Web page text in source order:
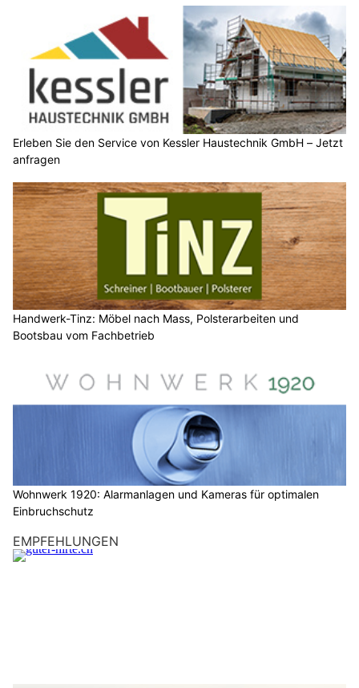
Erleben Sie den Service von Kessler Haustechnik GmbH – Jetzt
anfragen
Handwerk-Tinz: Möbel nach Mass, Polsterarbeiten und
Bootsbau vom Fachbetrieb
Wohnwerk 1920: Alarmanlagen und Kameras für optimalen
Einbruchschutz
EMPFEHLUNGEN